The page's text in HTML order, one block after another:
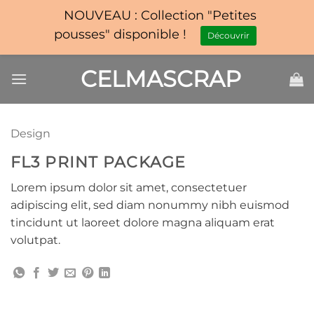
au
CELMASCRAP
Design
FL3 PRINT PACKAGE
Lorem ipsum dolor sit amet, consectetuer
adipiscing elit, sed diam nonummy nibh euismod
tincidunt ut laoreet dolore magna aliquam erat
volutpat.
NOUVEAU : Collection "Petites
pousses" disponible !
Découvrir